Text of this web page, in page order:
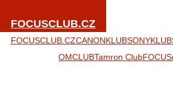
FOCUSCLUB.CZ
FOCUSCLUB.CZCANONKLUBSONYKLUB
OMCLUBTamron Club